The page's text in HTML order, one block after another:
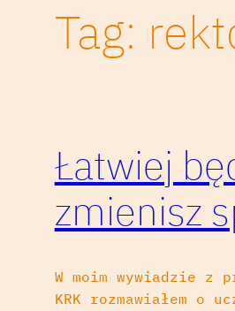
Tag:
Łatwiej
zmienisz
W moim wywiadzie z
KRK rozmawiałem o